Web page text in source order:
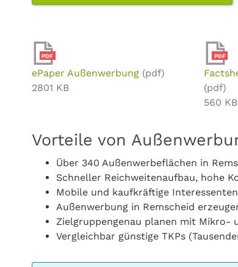
PDF
ePaper Außenwerbung (pdf)
2801 KB
PDF
(pdf)
560 KB
Vorteile von
Über 340 Außenwerbeflächen in
Schneller Reichweitenaufbau, hohe
Mobile und kaufkräftige
Außenwerbung in Remscheid
Zielgruppengenau planen mit Mikro-
Vergleichbar günstige TKPs